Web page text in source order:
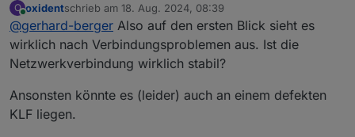
Ich teste diesen seit 2 Tagen, derzeit mit
durchwachsenen Ergebnis bei mir. Folgendes
Problem:
Der Adapter verliert immer wieder die
Verbindung zur KLF 200. Ein manuelles
ablöse, machnmal muss aber auch der host
Habt ihr sonst noch Ideen danke.
O
Online
oxidentschrieb am 18. Aug. 2024, 08:39
zuletzt editiert von
@gerhard-berger Also auf den ersten Blick sieht es
wirklich nach Verbindungsproblemen aus. Ist die
Netzwerkverbindung wirklich stabil?
Ansonsten könnte es (leider) auch an einem defekten
KLF liegen.